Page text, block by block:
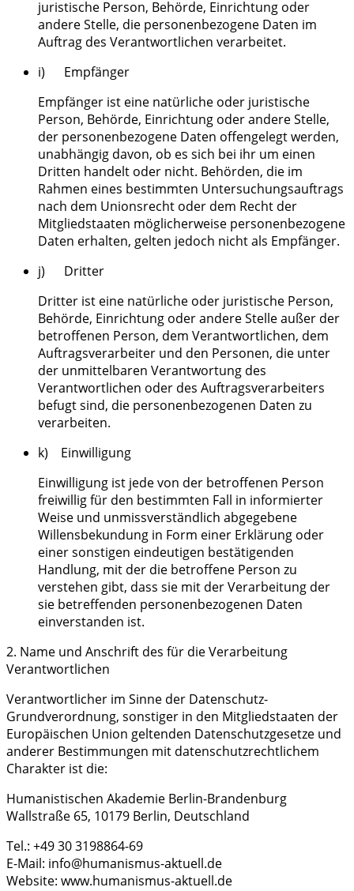
juristische Person, Behörde, Einrichtung oder
andere Stelle, die personenbezogene Daten im
Auftrag des Verantwortlichen verarbeitet.
i) Empfänger
Empfänger ist eine natürliche oder juristische
Person, Behörde, Einrichtung oder andere Stelle,
der personenbezogene Daten offengelegt werden,
unabhängig davon, ob es sich bei ihr um einen
Dritten handelt oder nicht. Behörden, die im
Rahmen eines bestimmten Untersuchungsauftrags
nach dem Unionsrecht oder dem Recht der
Mitgliedstaaten möglicherweise personenbezogene
Daten erhalten, gelten jedoch nicht als Empfänger.
j) Dritter
Dritter ist eine natürliche oder juristische Person,
Behörde, Einrichtung oder andere Stelle außer der
betroffenen Person, dem Verantwortlichen, dem
Auftragsverarbeiter und den Personen, die unter
der unmittelbaren Verantwortung des
Verantwortlichen oder des Auftragsverarbeiters
befugt sind, die personenbezogenen Daten zu
verarbeiten.
k) Einwilligung
Einwilligung ist jede von der betroffenen Person
freiwillig für den bestimmten Fall in informierter
Weise und unmissverständlich abgegebene
Willensbekundung in Form einer Erklärung oder
einer sonstigen eindeutigen bestätigenden
Handlung, mit der die betroffene Person zu
verstehen gibt, dass sie mit der Verarbeitung der
sie betreffenden personenbezogenen Daten
einverstanden ist.
2. Name und Anschrift des für die Verarbeitung
Verantwortlichen
Verantwortlicher im Sinne der Datenschutz-
Grundverordnung, sonstiger in den Mitgliedstaaten der
Europäischen Union geltenden Datenschutzgesetze und
anderer Bestimmungen mit datenschutzrechtlichem
Charakter ist die:
Humanistischen Akademie Berlin-Brandenburg
Wallstraße 65, 10179 Berlin, Deutschland
Tel.: +49 30 3198864-69
E-Mail: info@humanismus-aktuell.de
Website: www.humanismus-aktuell.de